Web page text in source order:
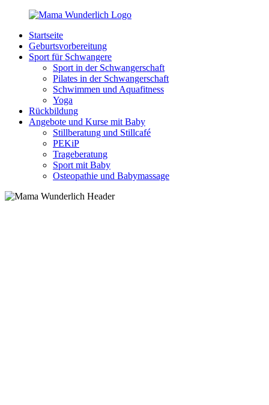
Zurück
Inhalt
MamaWunderlich.de
Mutti
sein
wunderbar!
Startseite
Geburtsvorbereitung
Sport für Schwangere
Sport in der Schwangerschaft
Pilates in der Schwangerschaft
Schwimmen und Aquafitness
Yoga
Rückbildung
Angebote und Kurse mit Baby
Stillberatung und Stillcafé
PEKiP
Trageberatung
Sport mit Baby
Osteopathie und Babymassage